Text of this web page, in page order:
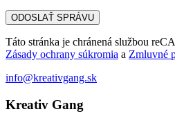
Táto stránka je chránená službou
Zásady ochrany súkromia a Zmluvné
info@kreativgang.sk
Kreativ Gang